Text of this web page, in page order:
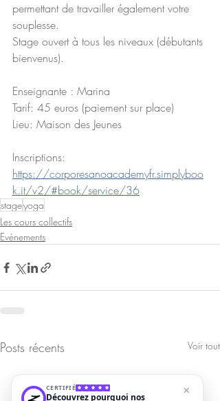
permettant de travailler également votre
souplesse.
Stage ouvert à tous les niveaux (débutants
bienvenus).
Enseignante : Marina
Tarif: 45 euros (paiement sur place)
Lieu: Maison des Jeunes
Inscriptions:
https://corporesanoacademyfr.simplyboo
k.it/v2/#book/service/36
stageyoga
Les cours collectifs
Evènements
Posts récents Voir tout
CERTIFIÉ
Découvrez pourquoi nos
×